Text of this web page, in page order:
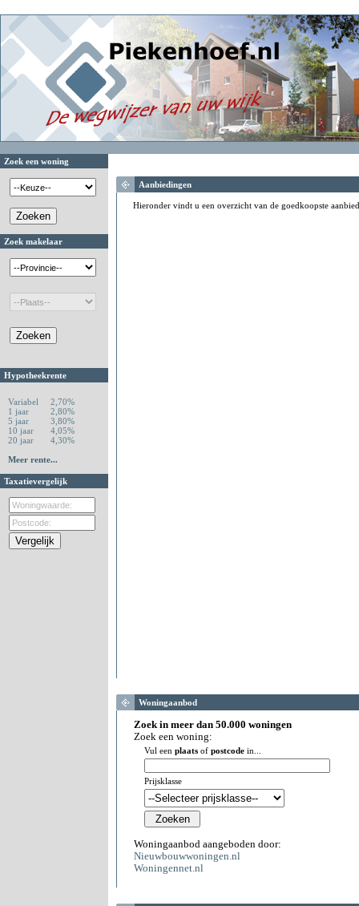
Zoek een woning
Zoek makelaar
Hypotheekrente
Variabel
2,70%
1 jaar
2,80%
5 jaar
3,80%
10 jaar
4,05%
20 jaar
4,30%
Meer rente...
Taxatievergelijk
Aanbiedingen
Hieronder vindt u een overzicht van de goedkoopste
Woningaanbod
Zoek in meer dan 50.000 woningen
Zoek een woning:
Vul een plaats of postcode in...
Prijsklasse
Woningaanbod aangeboden door:
Nieuwbouwwoningen.nl
Woningennet.nl